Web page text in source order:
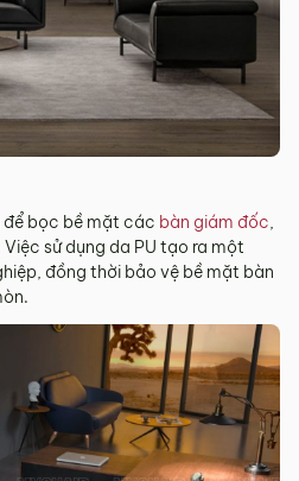
để bọc bề mặt các bàn giám đốc,
sử dụng da PU tạo ra một
đồng thời bảo vệ bề mặt bàn